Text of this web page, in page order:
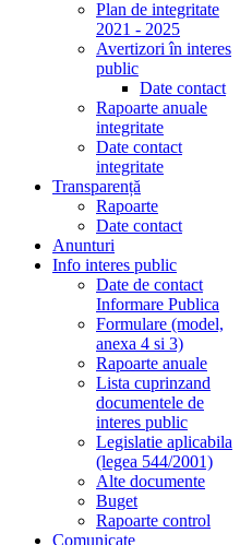
Plan de integritate
2021 - 2025
Avertizori în interes
public
Date contact
Rapoarte anuale
integritate
Date contact
integritate
Transparență
Rapoarte
Date contact
Anunturi
Info interes public
Date de contact
Informare Publica
Formulare (model,
anexa 4 si 3)
Rapoarte anuale
Lista cuprinzand
documentele de
interes public
Legislatie aplicabila
(legea 544/2001)
Alte documente
Buget
Rapoarte control
Comunicate